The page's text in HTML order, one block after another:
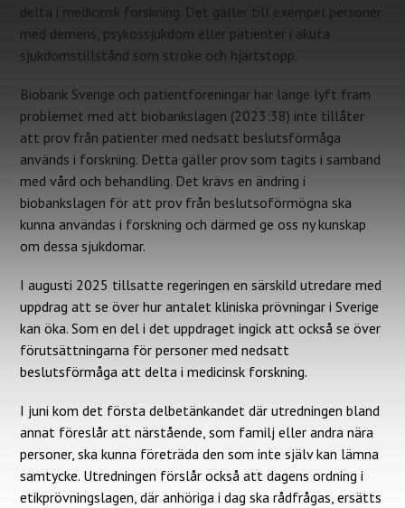
delta i medicinsk forskning. Det gäller till exempel personer
med demens, psykossjukdom eller patienter i akuta
sjukdomstillstånd som stroke och hjärtstopp.
Biobank Sverige och patientföreningar har länge lyft fram
problemet med att biobankslagen (2023:38) inte tillåter
att prov från patienter med nedsatt beslutsförmåga
används i forskning. Detta gäller prov som tagits i samband
med vård och behandling. Det krävs en ändring i
biobankslagen för att prov från beslutsoförmögna ska
kunna användas i forskning och därmed ge oss ny kunskap
om dessa sjukdomar.
I augusti 2025 tillsatte regeringen en särskild utredare med
uppdrag att se över hur antalet kliniska prövningar i Sverige
kan öka. Som en del i det uppdraget ingick att också se över
förutsättningarna för personer med nedsatt
beslutsförmåga att delta i medicinsk forskning.
I juni kom det första delbetänkandet där utredningen bland
annat föreslår att närstående, som familj eller andra nära
personer, ska kunna företräda den som inte själv kan lämna
samtycke. Utredningen förslår också att dagens ordning i
etikprövningslagen, där anhöriga i dag ska rådfrågas, ersätts